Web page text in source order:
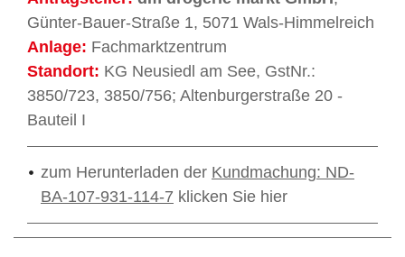
Günter-Bauer-Straße 1, 5071 Wals-Himmelreich
Anlage: Fachmarktzentrum
Standort: KG Neusiedl am See, GstNr.:
3850/723, 3850/756; Altenburgerstraße 20 -
Bauteil I
zum Herunterladen der Kundmachung: ND-
BA-107-931-114-7 klicken Sie hier